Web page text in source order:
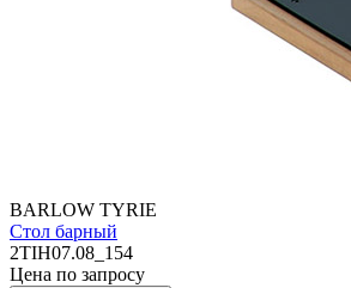
BARLOW TYRIE
Стол барный
2TIH07.08_154
Цена по запросу